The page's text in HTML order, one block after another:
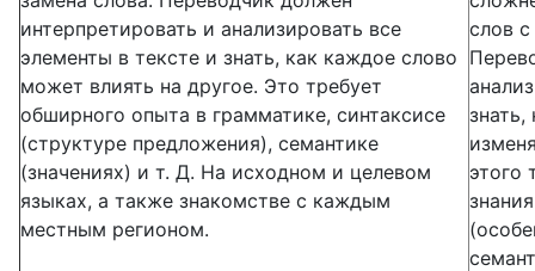
интерпретировать и анализировать все
элементы в тексте и знать, как каждое слово
может влиять на другое. Это требует
обширного опыта в грамматике, синтаксисе
(структуре предложения), семантике
(значениях) и т. Д. На исходном и целевом
языках, а также знакомстве с каждым
местным регионом.
слов
этого